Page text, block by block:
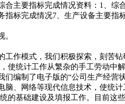
主要指标完成情况资料：1、
指标完成情况7、生产设备主要
工作模式，我们积极探索，刻苦
使统计工作从繁杂的手工劳动
们编制了电子版的“公司生产经
、网络等现代信息技术，使统
的基础建设及填报工作。目前